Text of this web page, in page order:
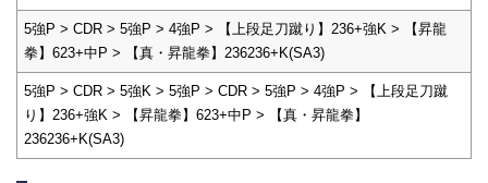
5強P > CDR > 5強P > 4強P > 【上段足刀蹴り】236+強K > 【昇龍
拳】623+中P > 【真・昇龍拳】236236+K(SA3)
5強P > CDR > 5強K > 5強P > CDR > 5強P > 4強P > 【上段足刀蹴
り】236+強K > 【昇龍拳】623+中P > 【真・昇龍拳】
236236+K(SA3)